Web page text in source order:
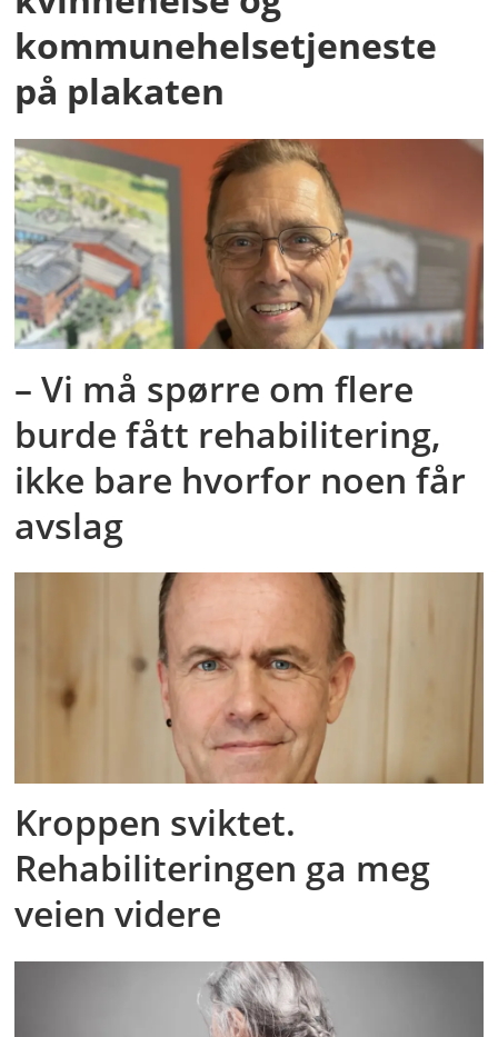
kommunehelsetjeneste
på plakaten
– Vi må spørre om flere
burde fått rehabilitering,
ikke bare hvorfor noen får
avslag
Kroppen sviktet.
Rehabiliteringen ga meg
veien videre